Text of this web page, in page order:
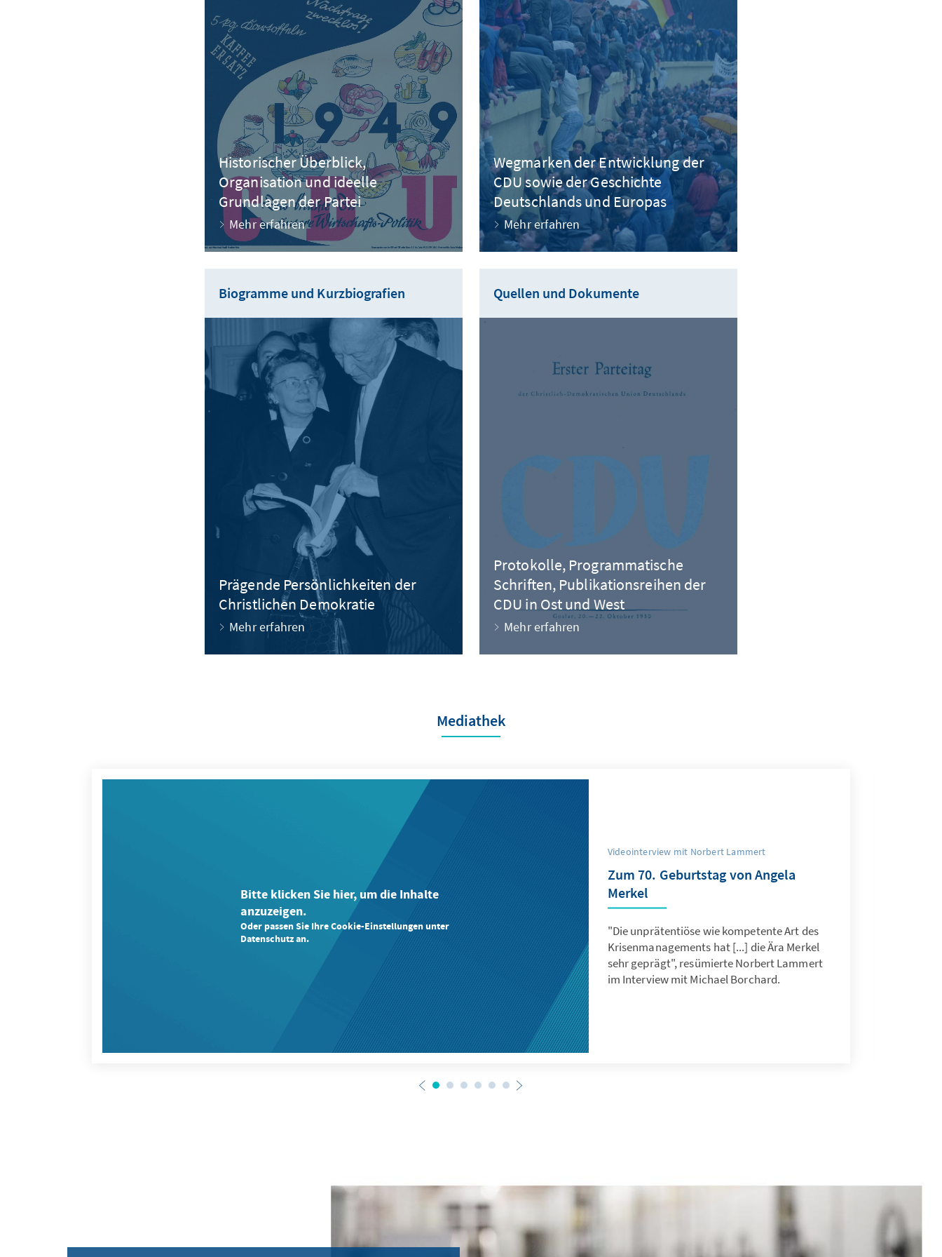
Historischer Überblick,
Organisation und ideelle
Grundlagen der Partei
Mehr erfahren
Wegmarken der Entwicklung der
CDU sowie der Geschichte
Deutschlands und Europas
Mehr erfahren
Biogramme und Kurzbiografien
Prägende Persönlichkeiten der
Christlichen Demokratie
Mehr erfahren
Quellen und Dokumente
Protokolle, Programmatische
Schriften, Publikationsreihen der
CDU in Ost und West
Mehr erfahren
Mediathek
Bitte klicken Sie hier, um die Inhalte
anzuzeigen.
Oder passen Sie Ihre Cookie-Einstellungen unter
Datenschutz an.
Videointerview mit Norbert Lammert
Zum 70. Geburtstag von Angela
Merkel
"Die unprätentiöse wie kompetente Art des
Krisenmanagements hat [...] die Ära Merkel
sehr geprägt", resümierte Norbert Lammert
im Interview mit Michael Borchard.